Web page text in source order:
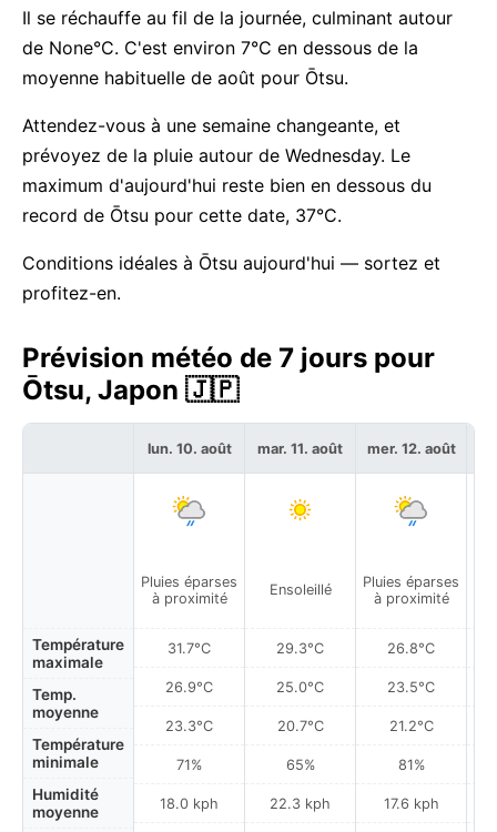
Il se réchauffe au fil de la journée, culminant autour
de None°C. C'est environ 7°C en dessous de la
moyenne habituelle de août pour Ōtsu.
Attendez-vous à une semaine changeante, et
prévoyez de la pluie autour de Wednesday. Le
maximum d'aujourd'hui reste bien en dessous du
record de Ōtsu pour cette date, 37°C.
Conditions idéales à Ōtsu aujourd'hui — sortez et
profitez-en.
Prévision météo de 7 jours pour
Ōtsu, Japon 🇯🇵
Température
maximale
Temp.
moyenne
Température
minimale
Humidité
moyenne
lun. 10. août
Pluies éparses
à proximité
31.7°C
26.9°C
23.3°C
71%
18.0 kph
mar. 11. août
Ensoleillé
29.3°C
25.0°C
20.7°C
65%
22.3 kph
mer. 12. août
Pluies éparses
à proximité
26.8°C
23.5°C
21.2°C
81%
17.6 kph